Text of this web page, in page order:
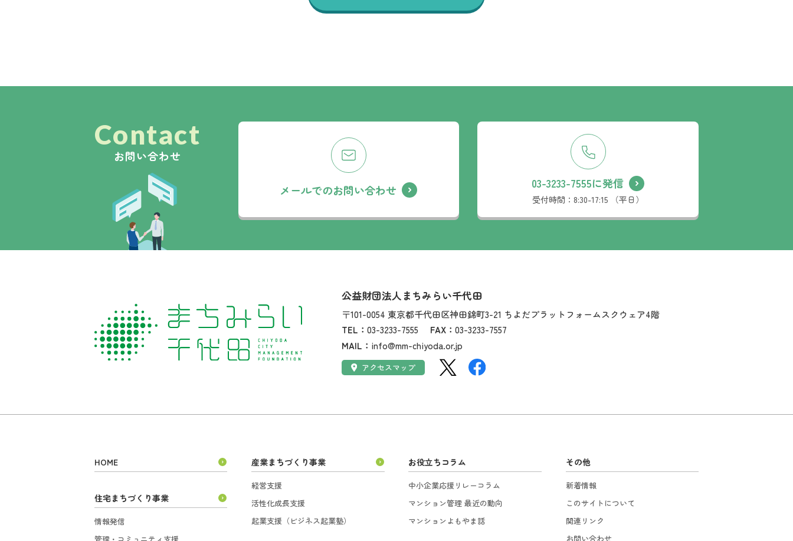
Contact
お問い合わせ
メールでのお問い合わせ 03-3233-7555に発信
受付時間：8:30-17:15 （平日）
社名：
公益財団法人まちみらい千代田
住所：
〒101-0054 東京都千代田区神田錦町3-21 ちよだプラットフォームスクウェア4階
TEL：03-3233-7555 FAX：03-3233-7557
MAIL： info@mm-chiyoda.or.jp
アクセス：アクセスマップ SNS：
HOME
住宅まちづくり事業
情報発信
管理・コミュニティ支援
産業まちづくり事業
経営支援
活性化成長支援
起業支援（ビジネス起業塾）
お役立ちコラム
中小企業応援リレーコラム
マンション管理 最近の動向
マンションよもやま話
その他
新着情報
このサイトについて
関連リンク
お問い合わせ